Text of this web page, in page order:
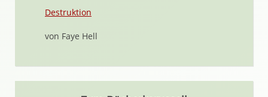
Destruktion
von Faye Hell